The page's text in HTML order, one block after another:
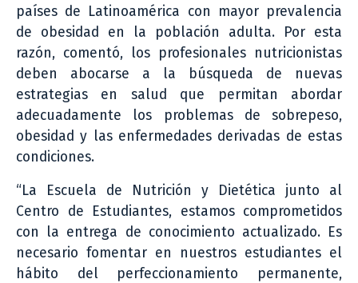
países de Latinoamérica con mayor prevalencia
de obesidad en la población adulta. Por esta
razón, comentó, los profesionales nutricionistas
deben abocarse a la búsqueda de nuevas
estrategias en salud que permitan abordar
adecuadamente los problemas de sobrepeso,
obesidad y las enfermedades derivadas de estas
condiciones.
“La Escuela de Nutrición y Dietética junto al
Centro de Estudiantes, estamos comprometidos
con la entrega de conocimiento actualizado. Es
necesario fomentar en nuestros estudiantes el
hábito del perfeccionamiento permanente,